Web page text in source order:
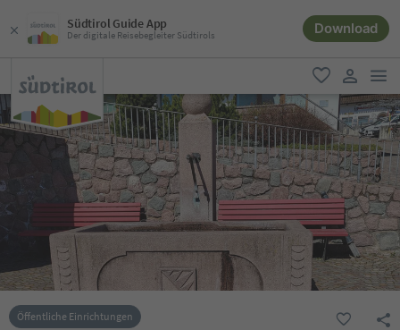
Südtirol Guide App
Der digitale Reisebegleiter Südtirols Download
favorit
user link
Öffentliche Einrichtungen